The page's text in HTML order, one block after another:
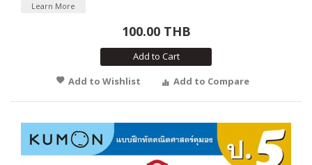
Learn More
100.00 THB
Add to Cart
Add to Wishlist
Add to Compare